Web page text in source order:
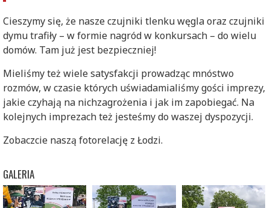
Cieszymy się, że nasze czujniki tlenku węgla oraz czujniki
dymu trafiły – w formie nagród w konkursach – do wielu
domów. Tam już jest bezpieczniej!
Mieliśmy też wiele satysfakcji prowadząc mnóstwo
rozmów, w czasie których uświadamialiśmy gości imprezy,
jakie czyhają na nichzagrożenia i jak im zapobiegać. Na
kolejnych imprezach też jesteśmy do waszej dyspozycji.
Zobaczcie naszą fotorelację z Łodzi.
GALERIA